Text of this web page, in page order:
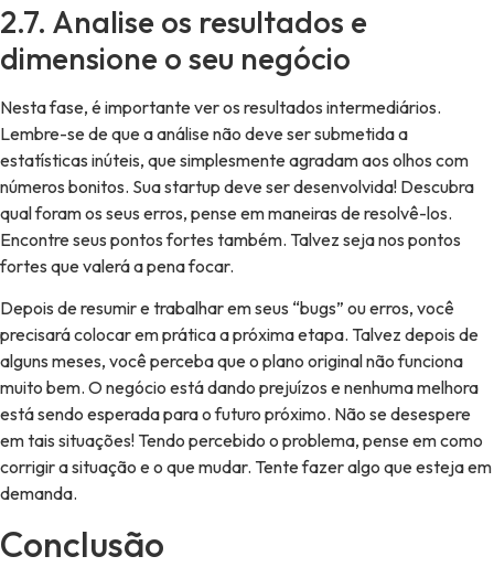
2.7. Analise os resultados e
dimensione o seu negócio
Nesta fase, é importante ver os resultados intermediários.
Lembre-se de que a análise não deve ser submetida a
estatísticas inúteis, que simplesmente agradam aos olhos com
números bonitos. Sua startup deve ser desenvolvida! Descubra
qual foram os seus erros, pense em maneiras de resolvê-los.
Encontre seus pontos fortes também. Talvez seja nos pontos
fortes que valerá a pena focar.
Depois de resumir e trabalhar em seus “bugs” ou erros, você
precisará colocar em prática a próxima etapa. Talvez depois de
alguns meses, você perceba que o plano original não funciona
muito bem. O negócio está dando prejuízos e nenhuma melhora
está sendo esperada para o futuro próximo. Não se desespere
em tais situações! Tendo percebido o problema, pense em como
corrigir a situação e o que mudar. Tente fazer algo que esteja em
demanda.
Conclusão